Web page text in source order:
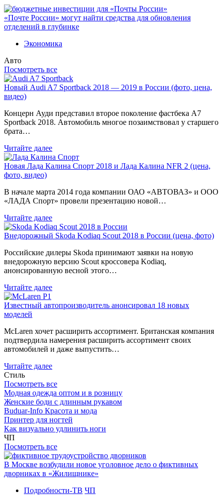
«Почте России» могут найти средства для обновления
отделений в глубинке
Экономика
Авто
Посмотреть все
Новый Audi A7 Sportback 2018 — 2019 в России (фото, цена,
видео)
Концерн Ауди представил второе поколение фастбека A7
Sportback 2018. Автомобиль многое позаимствовал у старшего
брата…
Читайте далее
Новая Лада Калина Спорт 2018 и Лада Калина NFR 2 (цена,
фото, видео)
В начале марта 2014 года компании ОАО «АВТОВАЗ» и ООО
«ЛАДА Спорт» провели презентацию новой…
Читайте далее
Внедорожный Skoda Kodiaq Scout 2018 в России (цена, фото)
Российские дилеры Skoda принимают заявки на новую
внедорожную версию Scout кроссовера Kodiaq,
анонсированную весной этого…
Читайте далее
Известный автопроизводитель анонсировал 18 новых
моделей
McLaren хочет расширить ассортимент. Британская компания
подтвердила намерения расширить ассортимент своих
автомобилей и даже выпустить…
Читайте далее
Стиль
Посмотреть все
Модная одежда оптом и в розницу
Женские боди с длинным рукавом
Buduar-Info Красота и мода
Принтер для ногтей
Как визуально удлинить ноги
ЧП
Посмотреть все
В Москве возбудили новое уголовное дело о фиктивных
дворниках в «Жилищнике»
Подробности-ТВ ЧП